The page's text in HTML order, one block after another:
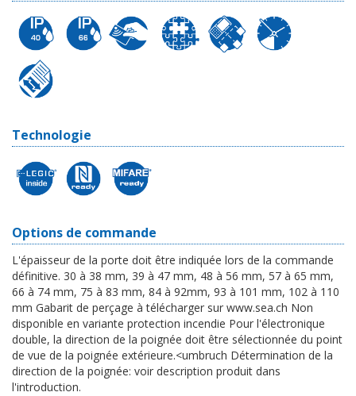
Technologie
Options de commande
L'épaisseur de la porte doit être indiquée lors de la commande
définitive. 30 à 38 mm, 39 à 47 mm, 48 à 56 mm, 57 à 65 mm,
66 à 74 mm, 75 à 83 mm, 84 à 92mm, 93 à 101 mm, 102 à 110
mm Gabarit de perçage à télécharger sur www.sea.ch Non
disponible en variante protection incendie Pour l'électronique
double, la direction de la poignée doit être sélectionnée du point
de vue de la poignée extérieure.<umbruch Détermination de la
direction de la poignée: voir description produit dans
l'introduction.